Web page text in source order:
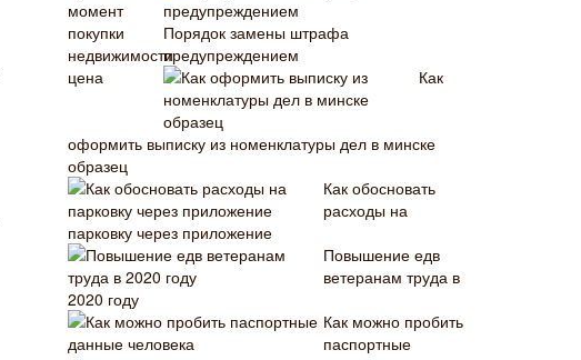
Порядок замены штрафа
предупреждением
Как
оформить выписку из номенклатуры дел в минске
образец
Как обосновать
расходы на
парковку через приложение
Повышение едв
ветеранам труда в
2020 году
Как можно пробить
паспортные